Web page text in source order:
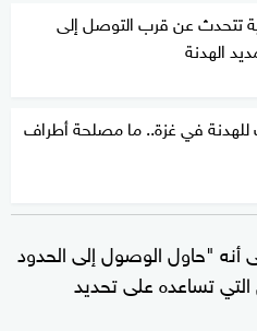
تتحدث عن قرب التوصل إلى
الهدنة
في غزة.. ما مصلحة أطراف
أنه "حاول الوصول إلى الحدود
التي تساعده على تحديد